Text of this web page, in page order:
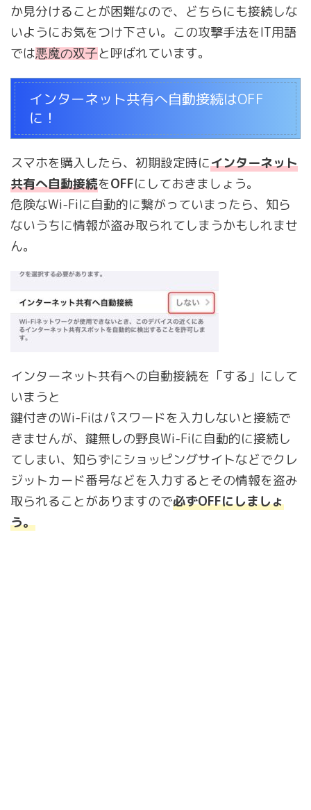
か見分けることが困難なので、どちらにも接続しな
いようにお気をつけ下さい。この攻撃手法をIT用語
では悪魔の双子と呼ばれています。
インターネット共有へ自動接続はOFF
に！
スマホを購入したら、初期設定時にインターネット
共有へ自動接続をOFFにしておきましょう。
危険なWi-Fiに自動的に繋がっていまったら、知ら
ないうちに情報が盗み取られてしまうかもしれませ
ん。
インターネット共有への自動接続を「する」にして
いまうと
鍵付きのWi-Fiはパスワードを入力しないと接続で
きませんが、鍵無しの野良Wi-Fiに自動的に接続し
てしまい、知らずにショッピングサイトなどでクレ
ジットカード番号などを入力するとその情報を盗み
取られることがありますので必ずOFFにしましょ
う。